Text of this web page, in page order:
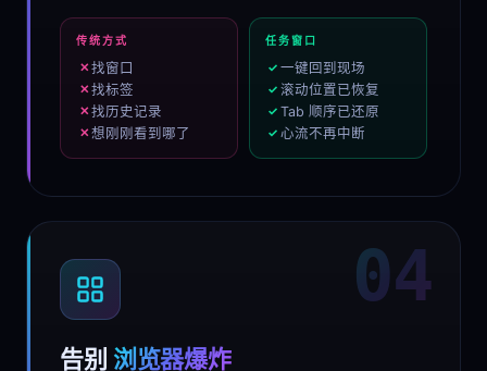
传统方式
找窗口
找标签
找历史记录
想刚刚看到哪了
任务窗口
一键回到现场
滚动位置已恢复
Tab 顺序已还原
心流不再中断
04
告别 浏览器爆炸